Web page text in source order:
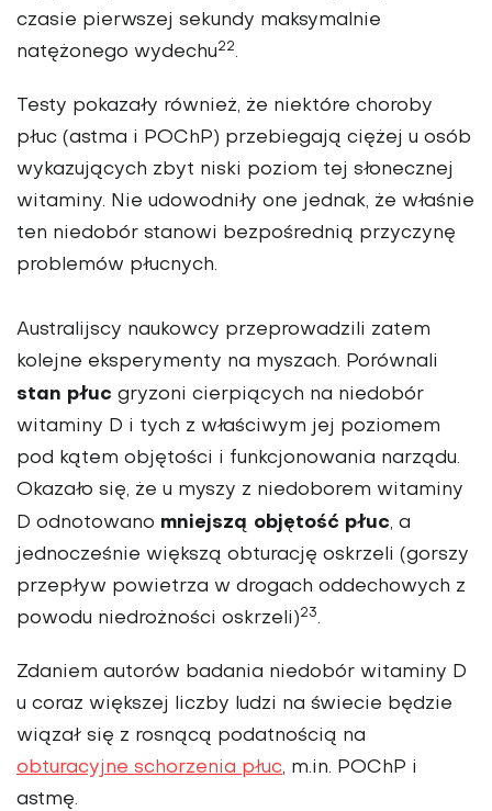
czasie pierwszej sekundy maksymalnie
natężonego wydechu22.
Testy pokazały również, że niektóre choroby
płuc (astma i POChP) przebiegają ciężej u osób
wykazujących zbyt niski poziom tej słonecznej
witaminy. Nie udowodniły one jednak, że właśnie
ten niedobór stanowi bezpośrednią przyczynę
problemów płucnych.
Australijscy naukowcy przeprowadzili zatem
kolejne eksperymenty na myszach. Porównali
stan płuc gryzoni cierpiących na niedobór
witaminy D i tych z właściwym jej poziomem
pod kątem objętości i funkcjonowania narządu.
Okazało się, że u myszy z niedoborem witaminy
D odnotowano mniejszą objętość płuc, a
jednocześnie większą obturację oskrzeli (gorszy
przepływ powietrza w drogach oddechowych z
powodu niedrożności oskrzeli)23.
Zdaniem autorów badania niedobór witaminy D
u coraz większej liczby ludzi na świecie będzie
wiązał się z rosnącą podatnością na
obturacyjne schorzenia płuc, m.in. POChP i
astmę.